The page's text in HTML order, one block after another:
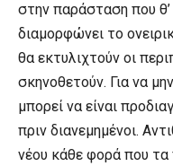
στην παράσταση που θ’
διαμορφώνει το
θα εκτυλιχτούν οι
σκηνοθετούν. Για να
μπορεί να είναι
πριν διανεμημένοι.
νέου κάθε φορά που